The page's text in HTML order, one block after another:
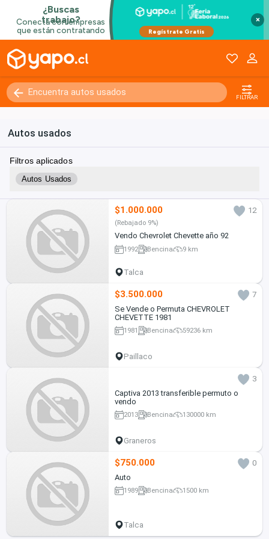
×
FILTRAR
Autos usados
Filtros aplicados
Autos Usados
$1.000.000 12
(Rebajado 9%)
Vendo Chevrolet Chevette año 92
1992 Bencina 9 km
Talca
$3.500.000
7
Se Vende o Permuta CHEVROLET
CHEVETTE 1981
1981 Bencina 59236 km
Paillaco
3
Captiva 2013 transferible permuto o
vendo
2013 Bencina 130000 km
Graneros
$750.000
0
Auto
1989 Bencina 1500 km
Talca